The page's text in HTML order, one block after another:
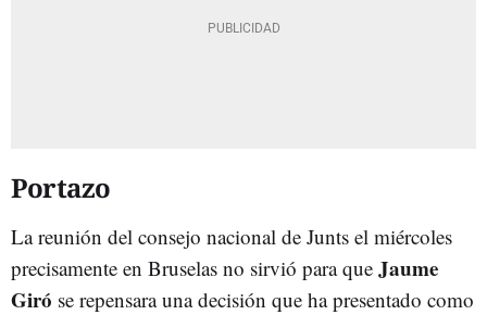
Portazo
La reunión del consejo nacional de Junts el miércoles
precisamente en Bruselas no sirvió para que Jaume
Giró se repensara una decisión que ha presentado como